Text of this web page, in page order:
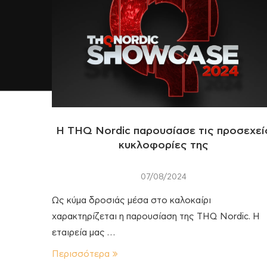
Η THQ Nordic παρουσίασε τις
κυκλοφορίες της
07/08/2024
Ως κύμα δροσιάς μέσα στο καλοκαίρι
χαρακτηρίζεται η παρουσίαση της THQ Nordic. Η
εταιρεία μας …
Περισσότερα